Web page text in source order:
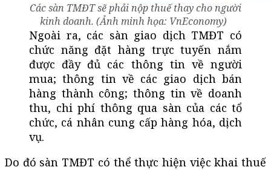
Các sàn TMĐT sẽ phải nộp thuế thay cho người
kinh doanh. (Ảnh minh họa: VnEconomy)
Ngoài ra, các sàn giao dịch TMĐT có
chức năng đặt hàng trực tuyến nắm
được đầy đủ các thông tin về người
mua; thông tin về các giao dịch bán
hàng thành công; thông tin về doanh
thu, chi phí thông qua sàn của các tổ
chức, cá nhân cung cấp hàng hóa, dịch
vụ.
Do đó sàn TMĐT có thể thực hiện việc khai thuế